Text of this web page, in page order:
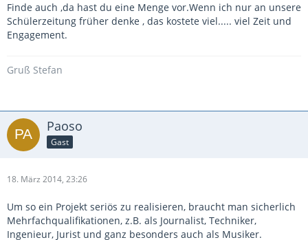
Finde auch ,da hast du eine Menge vor.Wenn ich nur an unsere
Schülerzeitung früher denke , das kostete viel..... viel Zeit und
Engagement.
Gruß Stefan
Paoso
Gast
18. März 2014, 23:26
Um so ein Projekt seriös zu realisieren, braucht man sicherlich
Mehrfachqualifikationen, z.B. als Journalist, Techniker,
Ingenieur, Jurist und ganz besonders auch als Musiker.